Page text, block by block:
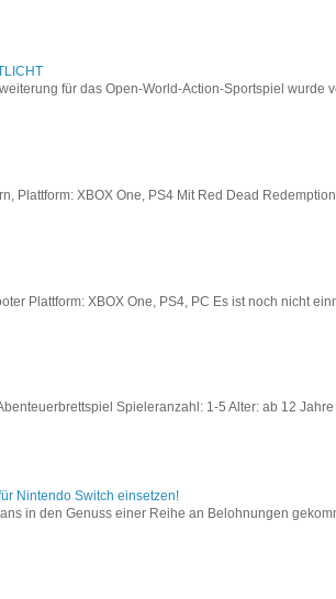
für das Open-World-Action-Sportspiel wurde
Plattform: XBOX One, PS4 Mit Red Dead
Plattform: XBOX One, PS4, PC Es ist noch nicht
Spieleranzahl: 1-5 Alter: ab 12
Nintendo Switch einsetzen!
in den Genuss einer Reihe an Belohnungen